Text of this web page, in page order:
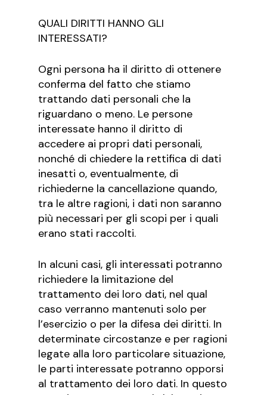
QUALI DIRITTI HANNO GLI
INTERESSATI?
Ogni persona ha il diritto di ottenere
conferma del fatto che stiamo
trattando dati personali che la
riguardano o meno. Le persone
interessate hanno il diritto di
accedere ai propri dati personali,
nonché di chiedere la rettifica di dati
inesatti o, eventualmente, di
richiederne la cancellazione quando,
tra le altre ragioni, i dati non saranno
più necessari per gli scopi per i quali
erano stati raccolti.
In alcuni casi, gli interessati potranno
richiedere la limitazione del
trattamento dei loro dati, nel qual
caso verranno mantenuti solo per
l’esercizio o per la difesa dei diritti. In
determinate circostanze e per ragioni
legate alla loro particolare situazione,
le parti interessate potranno opporsi
al trattamento dei loro dati. In questo